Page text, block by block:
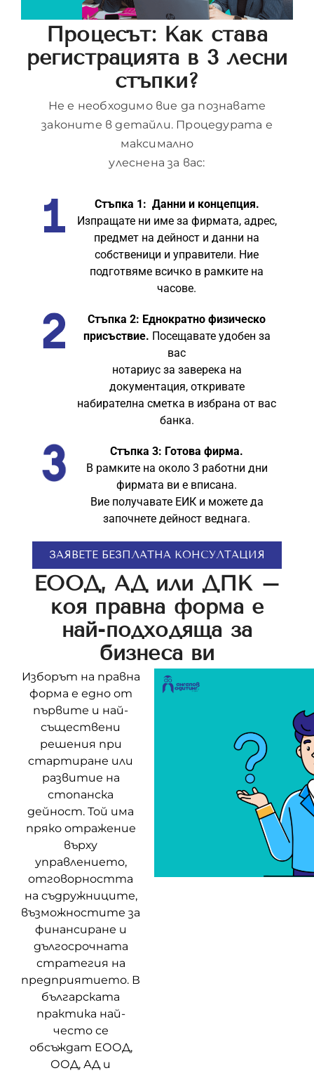
Процесът: Как става
регистрацията в 3 лесни
стъпки?
Не е необходимо вие да познавате
законите в детайли. Процедурата е
максимално
улеснена за вас:
Стъпка 1: Данни и концепция.
Изпращате ни име за фирмата, адрес,
предмет на дейност и данни на
собственици и управители. Ние
подготвяме всичко в рамките на
часове.
Стъпка 2: Еднократно физическо
присъствие. Посещавате удобен за
вас
нотариус за заверека на
документация, откривате
набирателна сметка в избрана от вас
банка.
Стъпка 3: Готова фирма.
В рамките на около 3 работни дни
фирмата ви е вписана.
Вие получавате ЕИК и можете да
започнете дейност веднага.
ЗАЯВЕТЕ БЕЗПЛАТНА КОНСУЛТАЦИЯ
ЕООД, АД или ДПК –
коя правна форма е
най-подходяща за
бизнеса ви
Изборът на правна
форма е едно от
първите и най-
съществени
решения при
стартиране или
развитие на
стопанска
дейност. Той има
пряко отражение
върху
управлението,
отговорността
на съдружниците,
възможностите за
финансиране и
дългосрочната
стратегия на
предприятието. В
българската
практика най-
често се
обсъждат ЕООД,
ООД, АД и